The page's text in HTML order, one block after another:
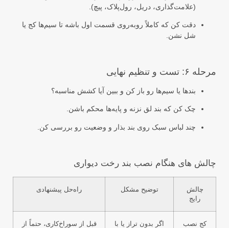
(علامت‌گذاری، دریل، رول‌پلاک، پیچ).
دقت کن که کاملاً روبه‌روی قسمت اول باشه تا سیم‌ها کج یا
شل نشن.
مرحله ۶: تست و تنظیم نهایی
بندها یا سیم‌ها رو باز کن و ببین آیا کشش مناسبه؟
چک کن که بند لق نزنه و پایه‌ها محکم باشن.
چند لباس سبک روی بند بذار و وضعیت رو بررسی کن.
چالش های هنگام نصب بند رخت دیواری
چالش
رایج
توضیح مشکل راه‌حل پیشنهادی
کج نصب
اگر بدون تراز یا با
قبل از سوراخ‌کاری، حتماً از